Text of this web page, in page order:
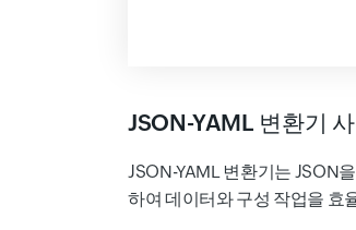
JSON-YAML 변환기
JSON-YAML 변환기는 JSON
하여 데이터와 구성 작업을 효